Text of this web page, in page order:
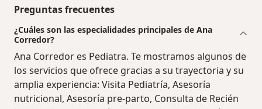
Preguntas frecuentes
¿Cuáles son las especialidades principales de Ana
Corredor?
Ana Corredor es Pediatra. Te mostramos algunos de
los servicios que ofrece gracias a su trayectoria y su
amplia experiencia: Visita Pediatría, Asesoría
nutricional, Asesoría pre-parto, Consulta de Recién